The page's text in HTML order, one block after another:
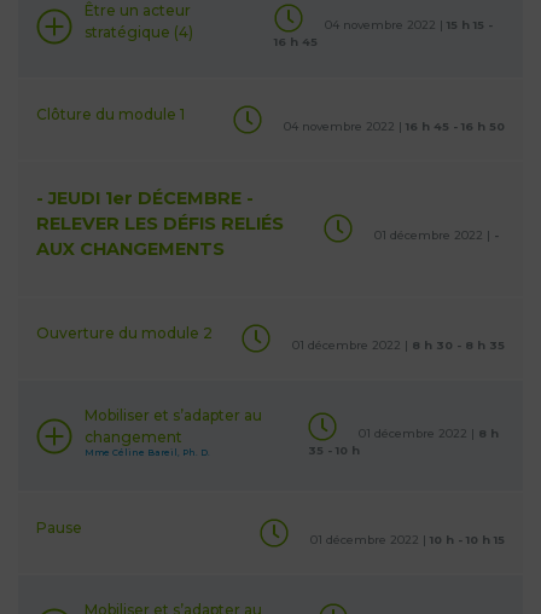
Être un acteur
stratégique (4)
04 novembre 2022 |15 h 15 -
16 h 45
Clôture du module 1
04 novembre 2022 | 16 h 45 - 16 h 50
- JEUDI 1er DÉCEMBRE -
RELEVER LES DÉFIS RELIÉS
AUX CHANGEMENTS
01 décembre 2022 | -
Ouverture du module 2
01 décembre 2022 | 8 h 30 - 8 h 35
Mobiliser et s’adapter au
changement
Mme Céline Bareil, Ph. D.
01 décembre 2022 |
8 h
35 - 10 h
Pause
01 décembre 2022 | 10 h - 10 h 15
Mobiliser et s’adapter au